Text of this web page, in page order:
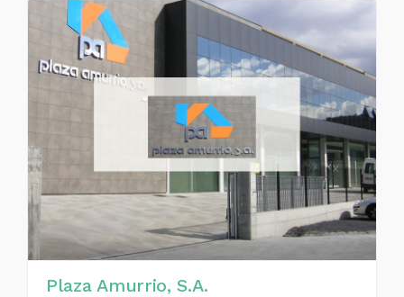
Plaza Amurrio, S.A.